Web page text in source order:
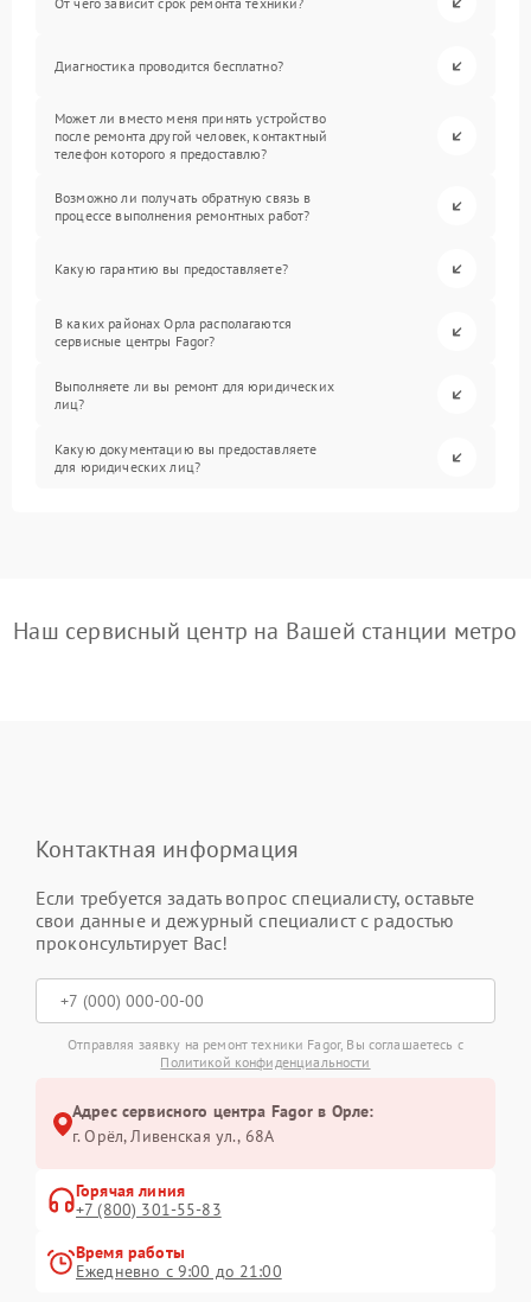
Диагностика проводится бесплатно?
Может ли вместо меня принять устройство
после ремонта другой человек, контактный
телефон которого я предоставлю?
Возможно ли получать обратную связь в
процессе выполнения ремонтных работ?
Какую гарантию вы предоставляете?
В каких районах Орла располагаются
сервисные центры Fagor?
Выполняете ли вы ремонт для юридических
лиц?
Какую документацию вы предоставляете
для юридических лиц?
Наш сервисный центр на Вашей станции метро
Контактная информация
Если требуется задать вопрос специалисту, оставьте
свои данные и дежурный специалист с радостью
проконсультирует Вас!
Отправляя заявку на ремонт техники Fagor, Вы соглашаетесь с
Политикой конфиденциальности
Адрес сервисного центра Fagor в Орле:
г. Орёл, Ливенская ул., 68А
Горячая линия
+7 (800) 301-55-83
Время работы
Ежедневно с 9:00 до 21:00